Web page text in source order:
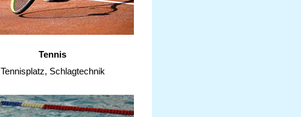
Tennis
Tennisplatz, Schlagtechnik